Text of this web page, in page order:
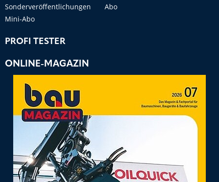
Sonderveröffentlichungen
Abo
Mini-Abo
PROFI TESTER
ONLINE-MAGAZIN